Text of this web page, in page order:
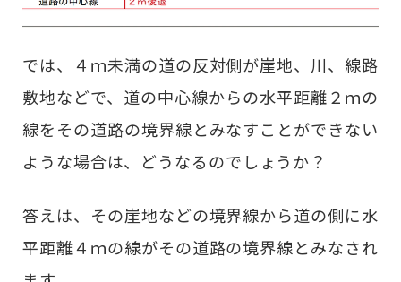
では、４ｍ未満の道の反対側が崖地、川、線路
敷地などで、道の中心線からの水平距離２ｍの
線をその道路の境界線とみなすことができない
ような場合は、どうなるのでしょうか？
答えは、その崖地などの境界線から道の側に水
平距離４ｍの線がその道路の境界線とみなされ